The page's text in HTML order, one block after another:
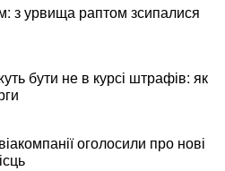
з урвища раптом зсипалися
бути не в курсі штрафів: як
оголосили про нові